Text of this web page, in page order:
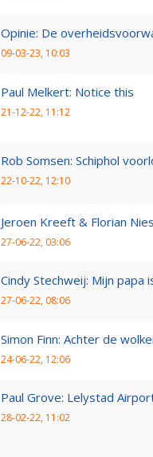
Opinie: De
09-03-23, 10:03
Paul Melkert: Notice this
21-12-22, 11:12
Rob Somsen: Schiphol
22-10-22, 12:10
Jeroen Kreeft & Florian
27-06-22, 03:06
Cindy Stechweij: Mijn papa
27-06-22, 08:06
Simon Finn: Achter de
24-06-22, 12:06
Paul Grove: Lelystad
28-02-22, 11:02